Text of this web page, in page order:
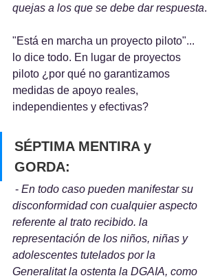
quejas a los que se debe dar respuesta.
"Está en marcha un proyecto piloto"...
lo dice todo. En lugar de proyectos
piloto ¿por qué no garantizamos
medidas de apoyo reales,
independientes y efectivas?
SÉPTIMA MENTIRA y
GORDA:
- En todo caso pueden manifestar su
disconformidad con cualquier aspecto
referente al trato recibido. la
representación de los niños, niñas y
adolescentes tutelados por la
Generalitat la ostenta la DGAIA, como